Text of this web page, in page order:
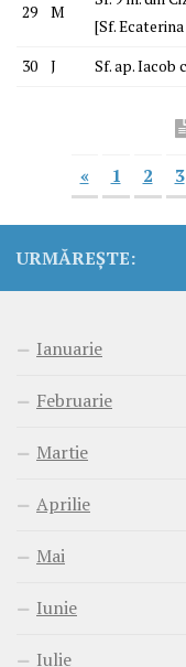
29 M
[Sf.
30
J Sf. ap. Iacob
« 1 2 3
URMĂREȘTE:
Ianuarie
Februarie
Martie
Aprilie
Mai
Iunie
Iulie